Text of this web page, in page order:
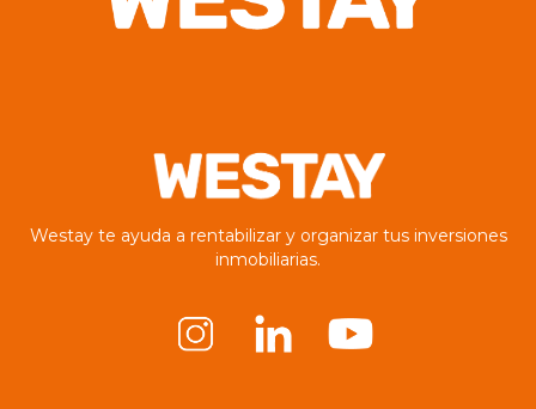
Westay te ayuda a rentabilizar y organizar tus inversiones
inmobiliarias.